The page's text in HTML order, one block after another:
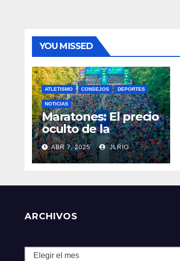
YOU MISSED
ATLETISMO CONSEJOS DEPORTES
NOTICIAS
Maratones: El precio
oculto de la
resistencia
ABR 7, 2025 JLRIO
ARCHIVOS
Archivos